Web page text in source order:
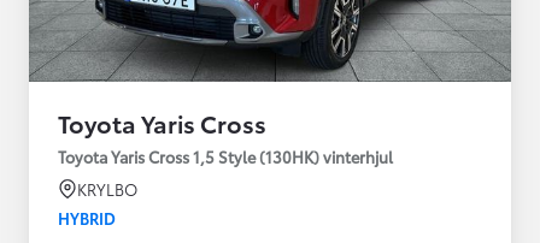
Toyota Yaris Cross
Toyota Yaris Cross 1,5 Style (130HK) vinterhjul
KRYLBO
HYBRID